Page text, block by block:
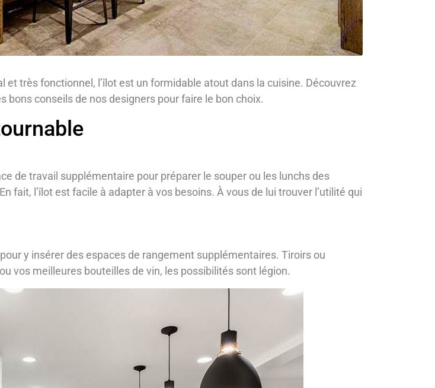
très fonctionnel, l’îlot est un formidable atout dans la cuisine. Découvrez
bons conseils de nos designers pour faire le bon choix.
de travail supplémentaire pour préparer le souper ou les lunchs des
fait, l’îlot est facile à adapter à vos besoins. À vous de lui trouver l’utilité qui
y insérer des espaces de rangement supplémentaires. Tiroirs ou
vos meilleures bouteilles de vin, les possibilités sont légion.